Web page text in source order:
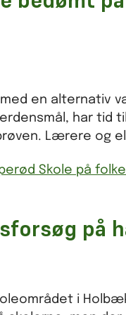
en alternativ
har
Lærere og
Skole på
på
i